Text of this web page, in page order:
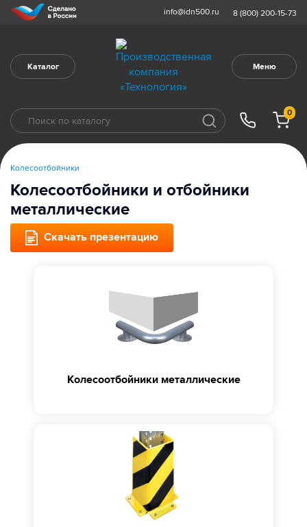
info@idn500.ru 8 (800) 200-15-73
Каталог Меню
0
Колесоотбойники
Колесоотбойники и отбойники
металлические
Скачать презентацию
Колесоотбойники металлические